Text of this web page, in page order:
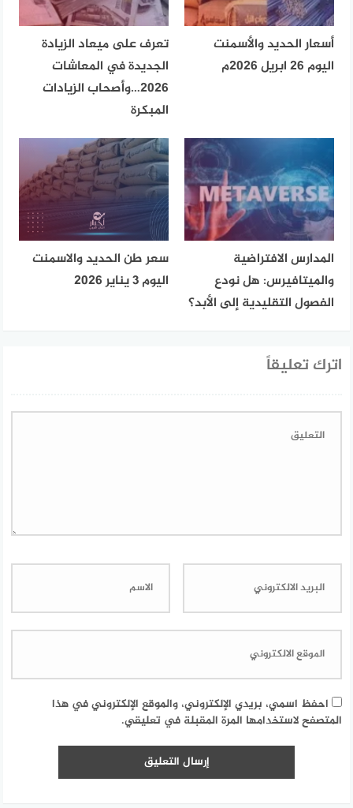
أسعار الحديد والأسمنت
اليوم 26 ابريل 2026م
تعرف على ميعاد الزيادة
الجديدة في المعاشات
2026…وأصحاب الزيادات
المبكرة
المدارس الافتراضية
والميتافيرس: هل نودع
الفصول التقليدية إلى الأبد؟
سعر طن الحديد والاسمنت
اليوم 3 يناير 2026
اترك تعليقاً
احفظ اسمي، بريدي الإلكتروني، والموقع الإلكتروني في هذا
المتصفح لاستخدامها المرة المقبلة في تعليقي.